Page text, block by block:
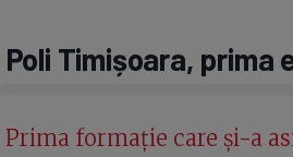
Poli Timișoara, prima
Prima formație care și-a